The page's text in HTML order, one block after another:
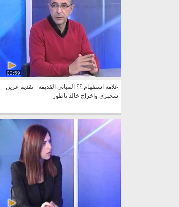
02:59
علامة استفهام ؟؟ المباني القديمة - تقديم عرين
شحبري واخراج خالد ناطور